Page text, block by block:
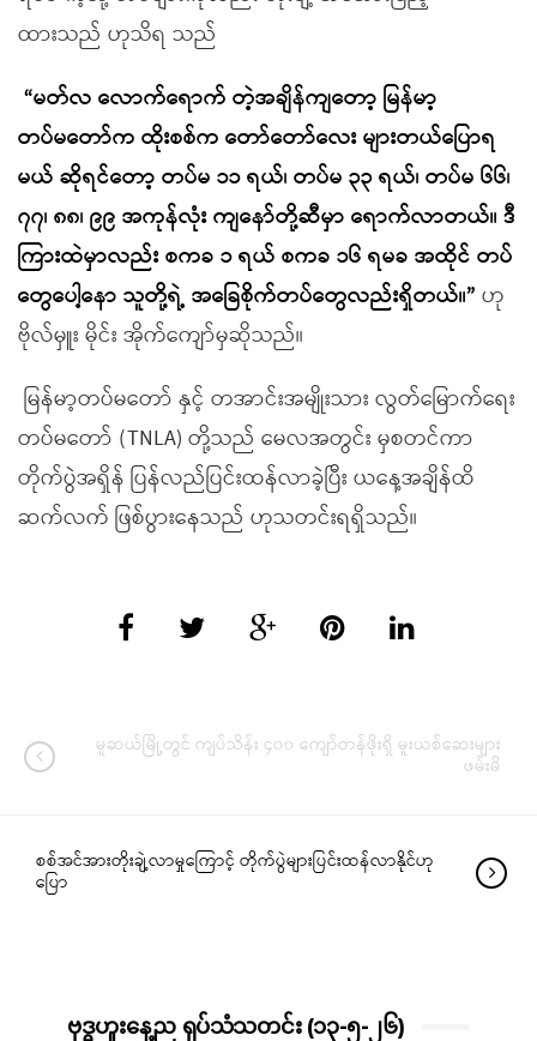
ထားသည် ဟုသိရ သည်
“မတ်လ လောက်ရောက် တဲ့အချိန်ကျတော့ မြန်မာ့
တပ်မတော်က ထိုးစစ်က တော်တော်လေး များတယ်ပြောရ
မယ် ဆိုရင်တော့ တပ်မ ၁၁ ရယ်၊ တပ်မ ၃၃ ရယ်၊ တပ်မ ၆၆၊
၇၇၊ ၈၈၊ ၉၉ အကုန်လုံး ကျနော်တို့ဆီမှာ ရောက်လာတယ်။ ဒီ
ကြားထဲမှာလည်း စကခ ၁ ရယ် စကခ ၁၆ ရမခ အထိုင် တပ်
တွေပေါ့နော သူတို့ရဲ့ အခြေစိုက်တပ်တွေလည်းရှိတယ်။” ဟု
ဗိုလ်မှူး မိုင်း အိုက်ကျော်မှဆိုသည်။
မြန်မာ့တပ်မတော် နှင့် တအာင်းအမျိုးသား လွတ်မြောက်ရေး
တပ်မတော် (TNLA) တို့သည် မေလအတွင်း မှစတင်ကာ
တိုက်ပွဲအရှိန် ပြန်လည်ပြင်းထန်လာခဲ့ပြီး ယနေ့အချိန်ထိ
ဆက်လက် ဖြစ်ပွားနေသည် ဟုသတင်းရရှိသည်။
မူဆယ်မြို့တွင် ကျပ်သိန်း ၄၀၀ ကျော်တန်ဖိုးရှိ မူးယစ်ဆေးများ
ဖမ်းမိ
စစ်အင်အားတိုးချဲ့လာမှုကြောင့် တိုက်ပွဲများပြင်းထန်လာနိုင်ဟု
ပြော
ဗုဒ္ဓဟူးနေ့ည ရုပ်သံသတင်း (၁၃-၅-၂၆)